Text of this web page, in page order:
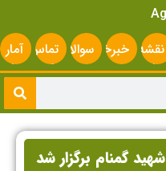
نقشه
سایت
خبرخوانسوالات
متداول
تماس
با ما
آمار
گمنام برگزار شد